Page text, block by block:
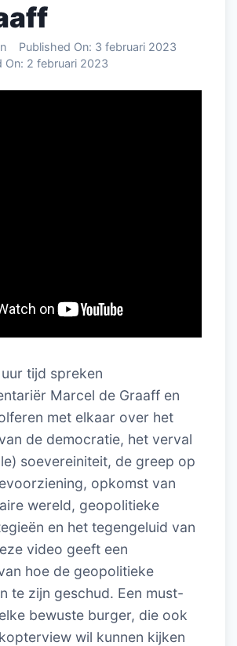
Published On: 3 februari 2023
On: 2 februari 2023
tijd spreken
Marcel de Graaff en
met elkaar over het
de democratie, het verval
soevereiniteit, de greep op
opkomst van
wereld, geopolitieke
en het tegengeluid van
video geeft een
hoe de geopolitieke
te zijn geschud. Een must-
bewuste burger, die ook
wil kunnen kijken